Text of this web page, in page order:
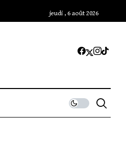
jeudi , 6 août 2026